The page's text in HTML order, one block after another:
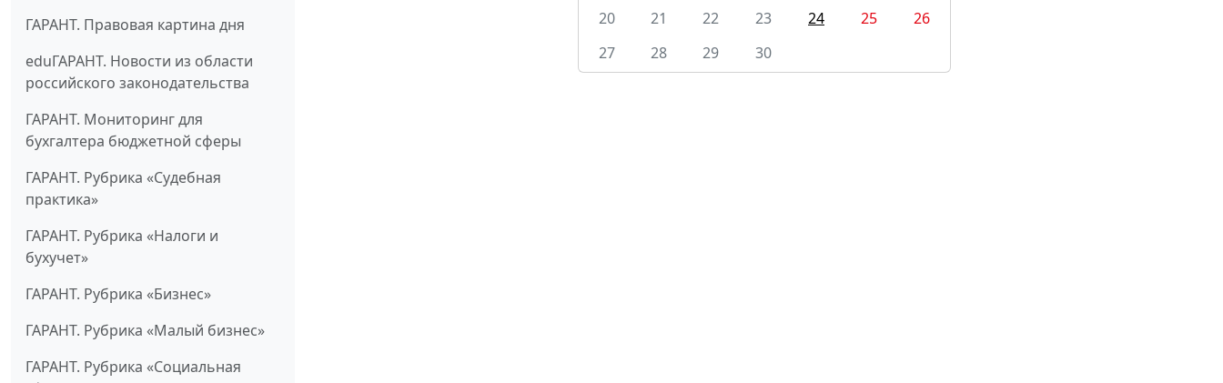
ГАРАНТ. Правовая картина дня
eduГАРАНТ. Новости из области
российского законодательства
ГАРАНТ. Мониторинг для
бухгалтера бюджетной сферы
ГАРАНТ. Рубрика «Судебная
практика»
ГАРАНТ. Рубрика «Налоги и
бухучет»
ГАРАНТ. Рубрика «Бизнес»
ГАРАНТ. Рубрика «Малый бизнес»
ГАРАНТ. Рубрика «Социальная
20
21 22 23 24 25
26
27
28 29 30